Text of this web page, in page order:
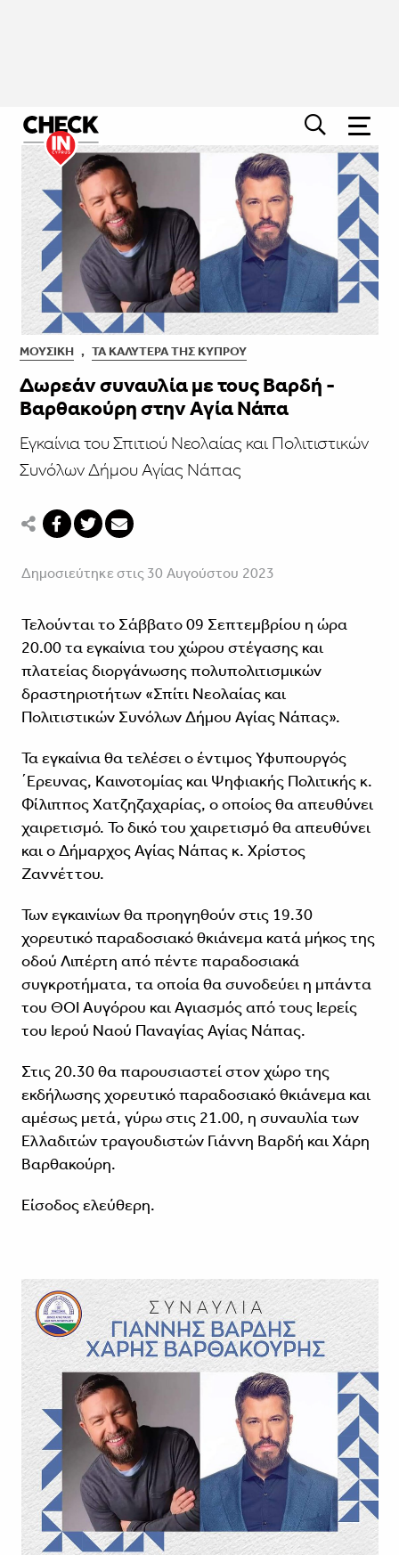
ΜΟΥΣΙΚΉ , ΤΑ ΚΑΛΎΤΕΡΑ ΤΗΣ ΚΎΠΡΟΥ
Δωρεάν συναυλία με τους Βαρδή -
Βαρθακούρη στην Αγία Νάπα
Εγκαίνια του Σπιτιού Νεολαίας και Πολιτιστικών
Συνόλων Δήμου Αγίας Νάπας
Δημοσιεύτηκε στις 30 Αυγούστου 2023
Τελούνται το Σάββατο 09 Σεπτεμβρίου η ώρα
20.00 τα εγκαίνια του χώρου στέγασης και
πλατείας διοργάνωσης πολυπολιτισμικών
δραστηριοτήτων «Σπίτι Νεολαίας και
Πολιτιστικών Συνόλων Δήμου Αγίας Νάπας».
Τα εγκαίνια θα τελέσει ο έντιμος Υφυπουργός
΄Ερευνας, Καινοτομίας και Ψηφιακής Πολιτικής κ.
Φίλιππος Χατζηζαχαρίας, ο οποίος θα απευθύνει
χαιρετισμό. Το δικό του χαιρετισμό θα απευθύνει
και ο Δήμαρχος Αγίας Νάπας κ. Χρίστος
Ζαννέττου.
Των εγκαινίων θα προηγηθούν στις 19.30
χορευτικό παραδοσιακό θκιάνεμα κατά μήκος της
οδού Λιπέρτη από πέντε παραδοσιακά
συγκροτήματα, τα οποία θα συνοδεύει η μπάντα
του ΘΟΙ Αυγόρου και Αγιασμός από τους Ιερείς
του Ιερού Ναού Παναγίας Αγίας Νάπας.
Στις 20.30 θα παρουσιαστεί στον χώρο της
εκδήλωσης χορευτικό παραδοσιακό θκιάνεμα και
αμέσως μετά, γύρω στις 21.00, η συναυλία των
Ελλαδιτών τραγουδιστών Γιάννη Βαρδή και Χάρη
Βαρθακούρη.
Είσοδος ελεύθερη.